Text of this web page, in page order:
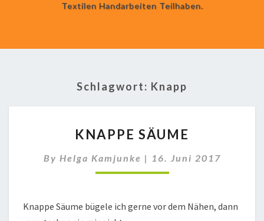
Textilen Handarbeiten Teilhaben.
Schlagwort: Knapp
SÄUME
KNAPPE SÄUME
By Helga Kamjunke | 16. Juni 2017
Knappe Säume bügele ich gerne vor dem Nähen, dann